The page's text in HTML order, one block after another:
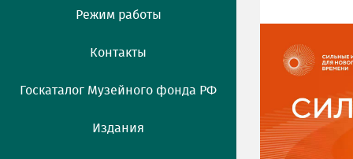
Режим работы
Контакты
Госкаталог Музейного фонда РФ
Издания